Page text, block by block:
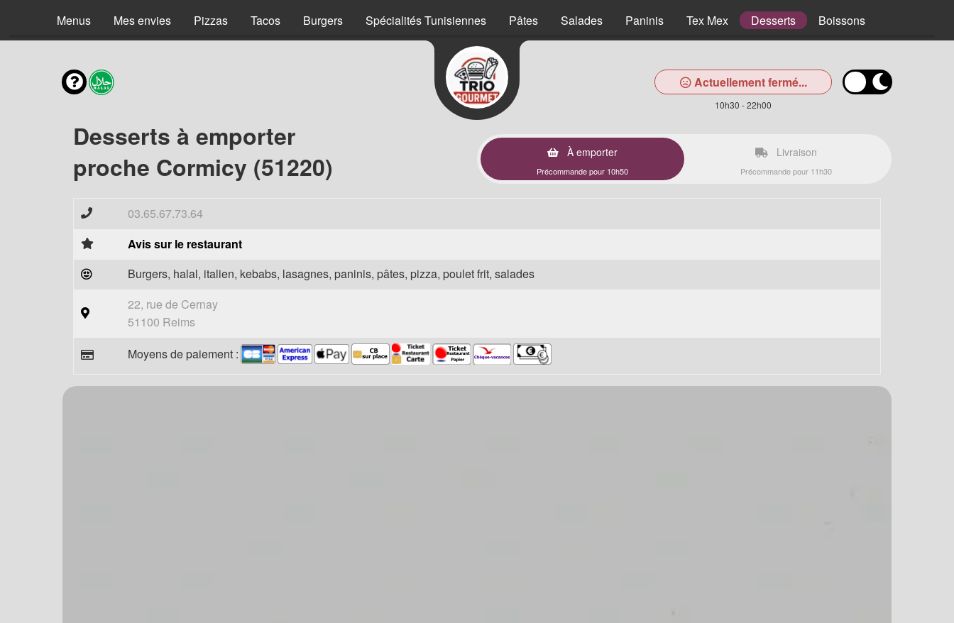
Menus Mes envies Pizzas Tacos Burgers Spécialités Tunisiennes Pâtes Salades Paninis Tex Mex Desserts Boissons
Actuellement fermé...
10h30 - 22h00
Desserts à emporter
proche Cormicy (51220)
À emporter
Précommande pour 10h50
Livraison
Précommande pour 11h30
03.65.67.73.64
Avis sur le restaurant
Burgers, halal, italien, kebabs, lasagnes, paninis, pâtes, pizza, poulet frit, salades
22, rue de Cernay
51100 Reims
Moyens de paiement :